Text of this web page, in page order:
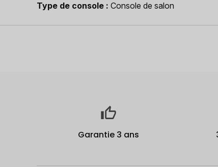
Type de console
Console de salon
Garantie 3 ans